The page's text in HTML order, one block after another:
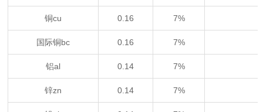
铜cu 0.16 7%
国际铜bc 0.16 7%
铝al 0.14 7%
锌zn 0.14 7%